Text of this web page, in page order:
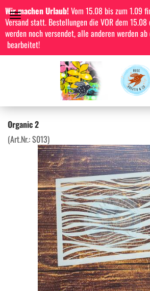
Wir machen Urlaub!Vom 15.08 bis zum 1.09
Versand statt. Bestellungen die VOR dem 15.08
werden noch versendet, alle anderen werden
bearbeitet!
Organic 2
(Art.Nr.:S013)